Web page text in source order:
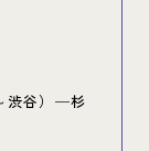
谷） ─杉